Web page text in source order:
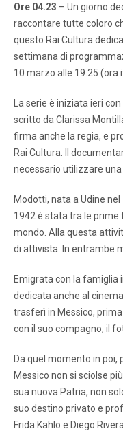
Ore 04.23 – Un giorno
raccontare tutte coloro
questo Rai Cultura
settimana di
10 marzo alle 19.25 (ora
La serie è iniziata ieri con
scritto da Clarissa
firma anche la regia, e
Rai Cultura. Il
necessario utilizzare una
Modotti, nata a Udine
1942 è stata tra le prime
mondo. Alla questa
di attivista. In entrambe
Emigrata con la famiglia
dedicata anche al
trasferì in Messico,
con il suo compagno, il
Da quel momento in poi,
Messico non si sciolse
sua nuova Patria, non
suo destino privato e
Frida Kahlo e Diego